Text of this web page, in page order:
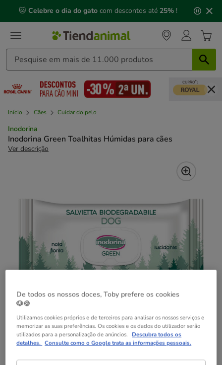
mensagem,
🐱 Celebre o dia do gato com descontos até 25% !
Início Cães Cuidar do pelo
Inodorina
Inodorina Green Toalhitas Húmidas para cães
Ver descrição
De todos os nossos doces, Toby prefere os cookies
🐶🍪
Utilizamos cookies próprios e de terceiros para analisar os nossos serviços e
memorizar as suas preferências. Os cookies e os dados do utilizador serão
utilizados para a personalização de anúncios. Descubra todos os
detalhes. Consulte como o Google trata as informações pessoais.